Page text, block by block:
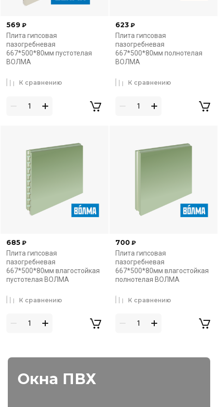
Окна ПВХ
569 ₽
Плита гипсовая
пазогребневая
667*500*80мм пустотелая
ВОЛМА
К сравнению
623 ₽
Плита гипсовая
пазогребневая
667*500*80мм полнотелая
ВОЛМА
К сравнению
685 ₽
Плита гипсовая
пазогребневая
667*500*80мм влагостойкая
пустотелая ВОЛМА
К сравнению
700 ₽
Плита гипсовая
пазогребневая
667*500*80мм влагостойкая
полнотелая ВОЛМА
К сравнению